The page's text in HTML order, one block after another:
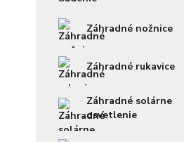
Záhradné nožnice
Záhradné rukavice
Záhradné solárne
osvetlenie